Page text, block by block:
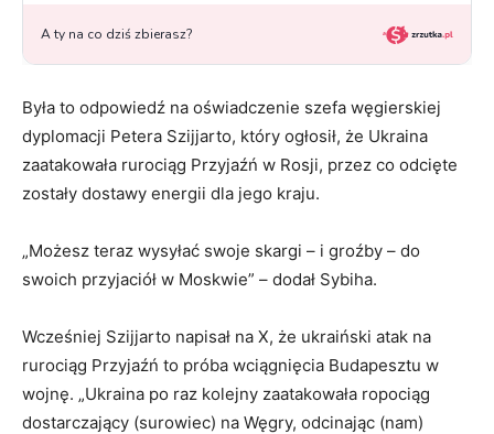
Była to odpowiedź na oświadczenie szefa węgierskiej
dyplomacji Petera Szijjarto, który ogłosił, że Ukraina
zaatakowała rurociąg Przyjaźń w Rosji, przez co odcięte
zostały dostawy energii dla jego kraju.
„Możesz teraz wysyłać swoje skargi – i groźby – do
swoich przyjaciół w Moskwie” – dodał Sybiha.
Wcześniej Szijjarto napisał na X, że ukraiński atak na
rurociąg Przyjaźń to próba wciągnięcia Budapesztu w
wojnę. „Ukraina po raz kolejny zaatakowała ropociąg
dostarczający (surowiec) na Węgry, odcinając (nam)